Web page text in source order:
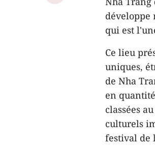
développe
qui est
Ce lieu
uniques,
de Nha
en
classées
culturels
festival de